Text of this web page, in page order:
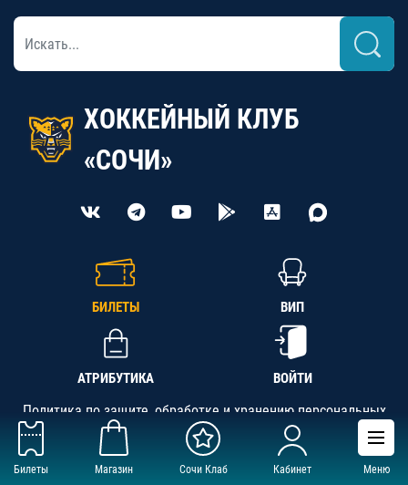
Билеты Магазин Сочи Клаб Кабинет Меню
ХОККЕЙНЫЙ КЛУБ
«СОЧИ»
БИЛЕТЫ ВИП
АТРИБУТИКА ВОЙТИ
Политика по защите, обработке и хранению персональных
данных
АНО «СК «Кубань-Регион», ОГРН 1142300002349,